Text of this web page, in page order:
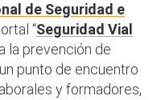
de Seguridad e
“Seguridad Vial
la prevención de
punto de encuentro
y formadores,